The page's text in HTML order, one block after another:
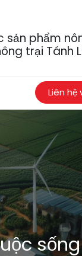
sản phẩm
trại Tánh
Liên